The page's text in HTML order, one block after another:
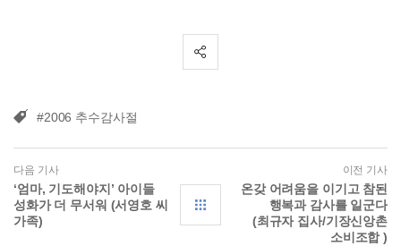
#2006 추수감사절
다음 기사
‘엄마, 기도해야지’ 아이들
성화가 더 무서워 (서영호 씨
가족)
이전 기사
온갖 어려움을 이기고 참된
행복과 감사를 일군다
(최규자 집사/기장신앙촌
소비조합 )